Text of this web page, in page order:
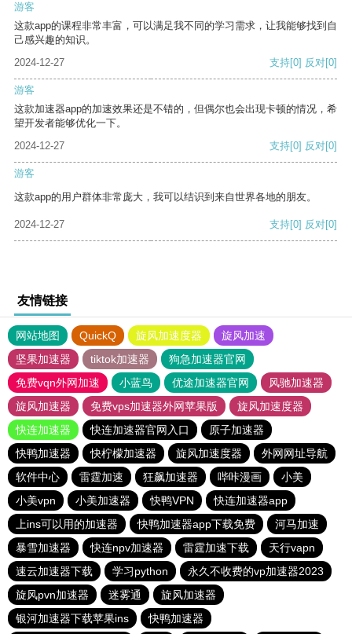
游客
这款app的课程非常丰富，可以满足我不同的学习需求，让我能够找到自
己感兴趣的知识。
2024-12-27
支持[0] 反对[0]
游客
这款加速器app的加速效果还是不错的，但偶尔也会出现卡顿的情况，希
望开发者能够优化一下。
2024-12-27
支持[0] 反对[0]
游客
这款app的用户群体非常庞大，我可以结识到来自世界各地的朋友。
2024-12-27 支持[0] 反对[0]
友情链接
网站地图 QuickQ 旋风加速度器
旋风加速
坚果加速器
tiktok加速器
狗急加速器官网
免费vqn外网加速
小蓝鸟 优途加速器官网
风驰加速器
旋风加速器
免费vps加速器外网苹果版
旋风加速度器
快连加速器
快连加速器官网入口
原子加速器
快鸭加速器
快柠檬加速器 旋风加速度器
外网网址导航
软件中心
雷霆加速 狂飙加速器 哔咔漫画
小美
小美vpn
小美加速器 快鸭VPN
快连加速器app
上ins可以用的加速器
快鸭加速器app下载免费
河马加速
暴雪加速器
快连npv加速器 雷霆加速下载
天行vapn
速云加速器下载
学习python
永久不收费的vp加速器2023
旋风pvn加速器
迷雾通
旋风加速器
银河加速器下载苹果ins
快鸭加速器